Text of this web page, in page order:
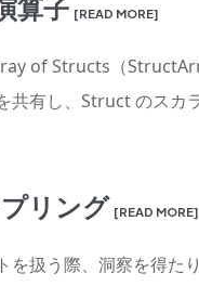
算子 [READ MORE]
of Structs（
共有し、Struct のス
リング [READ MORE]
を扱う際、洞察を得た